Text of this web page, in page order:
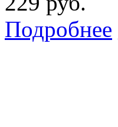
Подробнее